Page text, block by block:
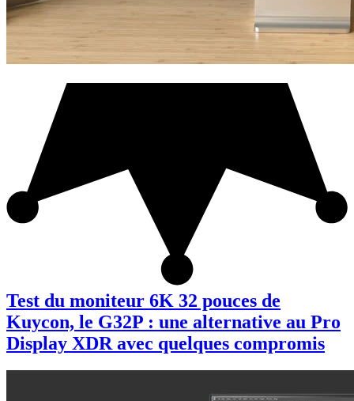
Test du moniteur 6K 32 pouces de
Kuycon, le G32P : une alternative au Pro
Display XDR avec quelques compromis